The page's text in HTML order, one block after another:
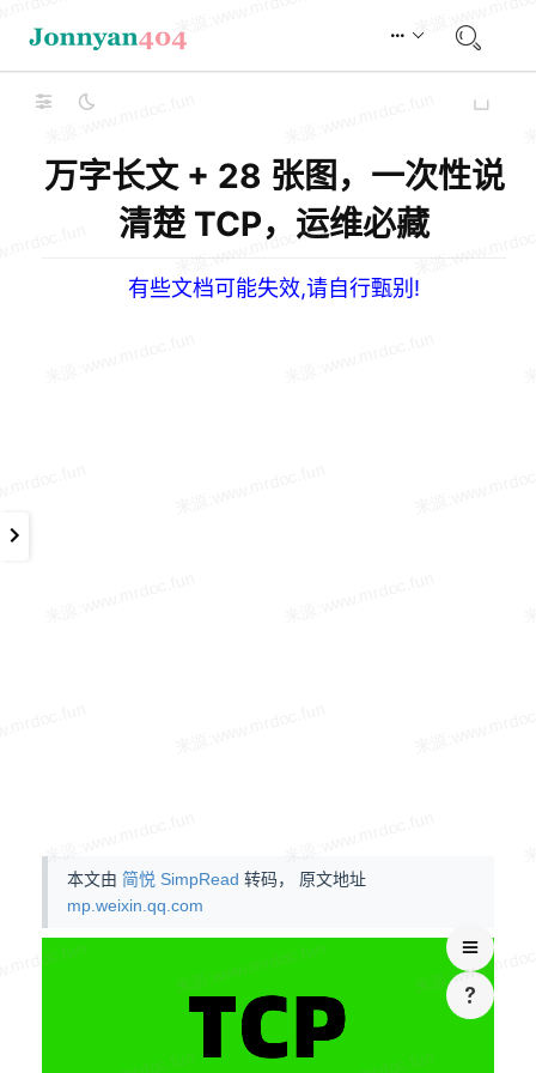
万字长文 + 28 张图，一次性说
清楚 TCP，运维必藏
有些文档可能失效,请自行甄别!
本文由 简悦 SimpRead 转码， 原文地址
mp.weixin.qq.com